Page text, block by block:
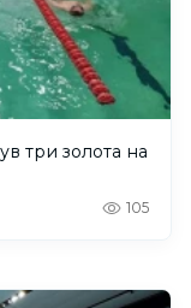
три золота на
105